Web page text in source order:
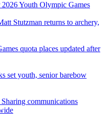
Youth Olympic Games
Stutzman returns to archery,
quota places updated after
set youth, senior barebow
communications